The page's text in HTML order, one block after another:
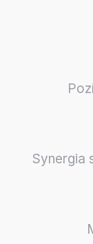
Synergia